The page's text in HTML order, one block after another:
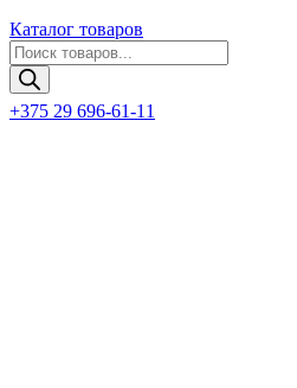
Каталог товаров
Поиск
товаров
+375 29 696-61-11